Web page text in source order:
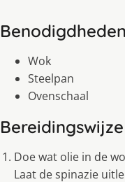
Benodigdheden
Wok
Steelpan
Ovenschaal
Bereidingswijze
Doe wat olie in de
Laat de spinazie